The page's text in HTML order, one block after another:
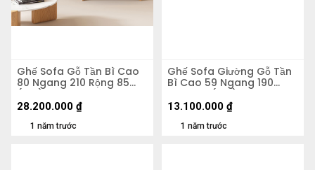
Ghế Sofa Gỗ Tần Bì Cao
80 Ngang 210 Rộng 85
(cm)
1 năm trước
28.200.000 ₫
Ghế Sofa Giường Gỗ Tần
Bì Cao 59 Ngang 190
Rộng 80 (cm)
1 năm trước
13.100.000 ₫